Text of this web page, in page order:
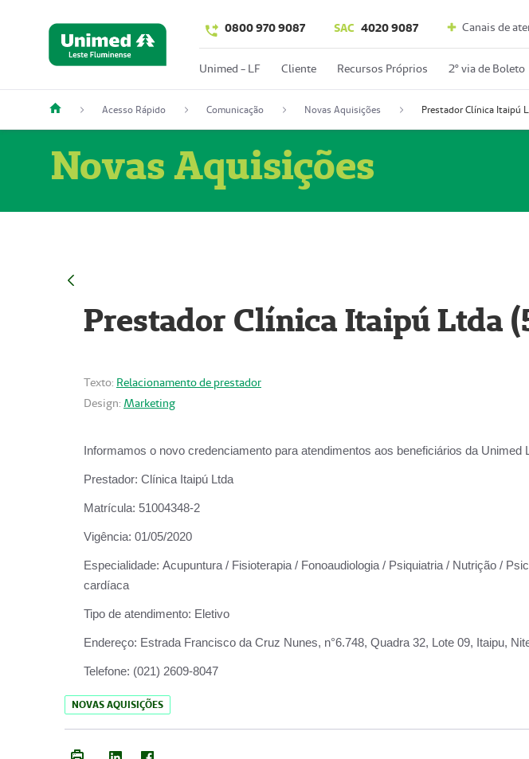
0800 970 9087 SAC 4020 9087 Canais de
Unimed - LF Cliente Recursos Próprios 2º via de Boleto
Acesso Rápido Comunicação Novas Aquisições Prestador Clínica Itaipú
Novas Aquisições
Prestador Clínica Itaipú Ltda
Texto: Relacionamento de prestador
Design: Marketing
Informamos o novo credenciamento para atendimentos aos beneficiários da Unimed
Prestador: Clínica Itaipú Ltda
Matrícula: 51004348-2
Vigência: 01/05/2020
Especialidade: Acupuntura / Fisioterapia / Fonoaudiologia / Psiquiatria / Nutrição /
cardíaca
Tipo de atendimento: Eletivo
Endereço: Estrada Francisco da Cruz Nunes, n°6.748, Quadra 32, Lote 09, Itaipu,
Telefone: (021) 2609-8047
NOVAS AQUISIÇÕES